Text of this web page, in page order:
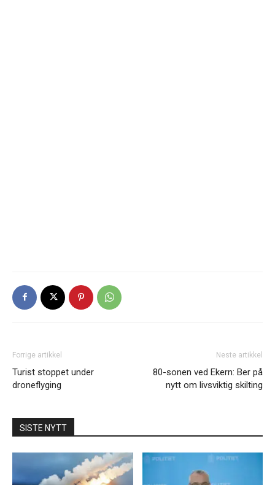
Forrige artikkel
Turist stoppet under
droneflyging
Neste artikkel
80-sonen ved Ekern: Ber på
nytt om livsviktig skilting
SISTE NYTT